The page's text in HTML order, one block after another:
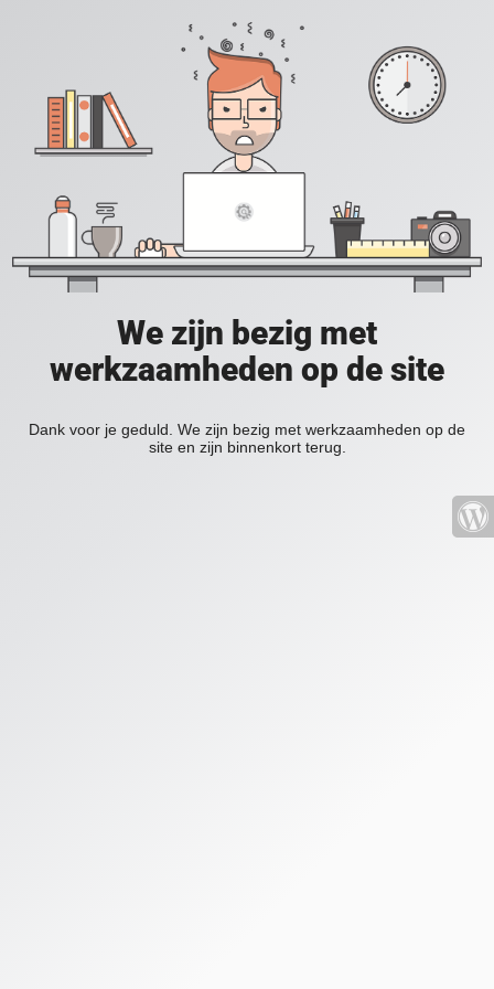
We zijn bezig met
werkzaamheden op de site
Dank voor je geduld. We zijn bezig met werkzaamheden op de
site en zijn binnenkort terug.